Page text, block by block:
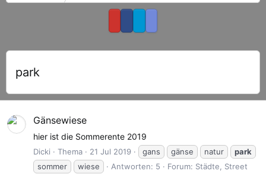
park
Gänsewiese
hier ist die Sommerente 2019
Dicki Thema 21 Jul 2019 gans gänse natur
park
sommer
wiese Antworten: 5 Forum: Städte, Street